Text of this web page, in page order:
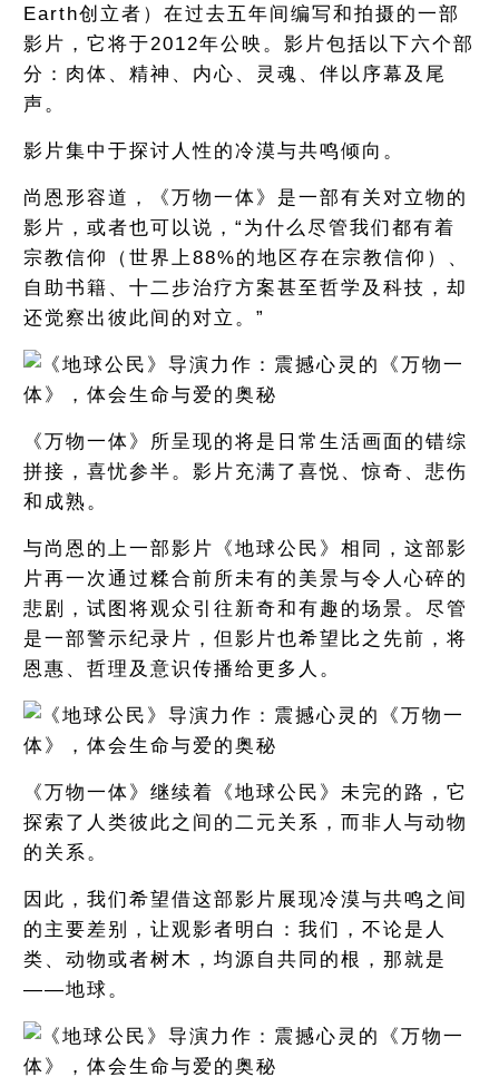
Earth创立者）在过去五年间编写和拍摄的一部
影片，它将于2012年公映。影片包括以下六个部
分：肉体、精神、内心、灵魂、伴以序幕及尾
声。
影片集中于探讨人性的冷漠与共鸣倾向。
尚恩形容道，《万物一体》是一部有关对立物的
影片，或者也可以说，“为什么尽管我们都有着
宗教信仰（世界上88%的地区存在宗教信仰）、
自助书籍、十二步治疗方案甚至哲学及科技，却
还觉察出彼此间的对立。”
《万物一体》所呈现的将是日常生活画面的错综
拼接，喜忧参半。影片充满了喜悦、惊奇、悲伤
和成熟。
与尚恩的上一部影片《地球公民》相同，这部影
片再一次通过糅合前所未有的美景与令人心碎的
悲剧，试图将观众引往新奇和有趣的场景。尽管
是一部警示纪录片，但影片也希望比之先前，将
恩惠、哲理及意识传播给更多人。
《万物一体》继续着《地球公民》未完的路，它
探索了人类彼此之间的二元关系，而非人与动物
的关系。
因此，我们希望借这部影片展现冷漠与共鸣之间
的主要差别，让观影者明白：我们，不论是人
类、动物或者树木，均源自共同的根，那就是
——地球。